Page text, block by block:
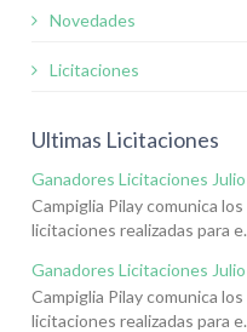
Novedades
Licitaciones
Ultimas Licitaciones
Ganadores Licitaciones
Campiglia Pilay comunica
licitaciones realizadas para
Ganadores Licitaciones
Campiglia Pilay comunica
licitaciones realizadas para